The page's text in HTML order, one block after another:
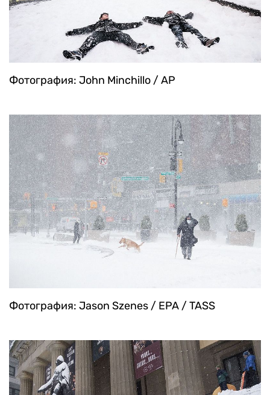
Фотография: John Minchillo / AP
Фотография: Jason Szenes / EPA / TASS